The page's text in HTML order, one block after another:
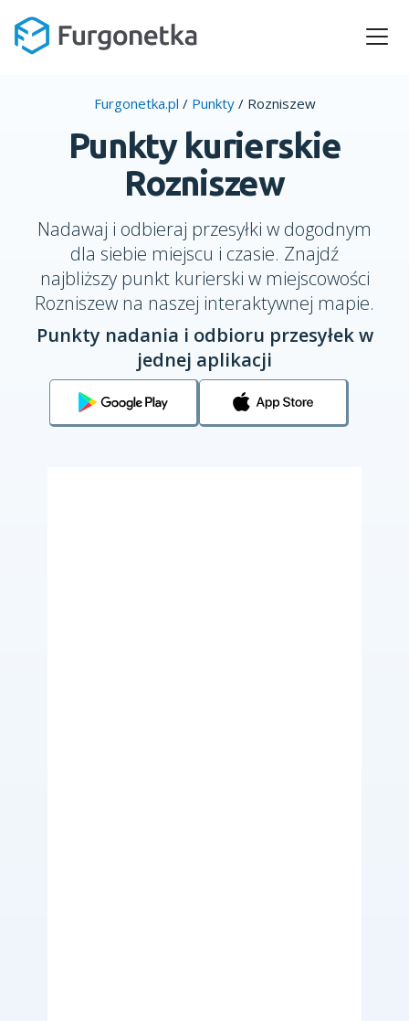
Furgonetka.pl / Punkty / Rozniszew
Punkty kurierskie
Rozniszew
Nadawaj i odbieraj przesyłki w dogodnym
dla siebie miejscu i czasie. Znajdź
najbliższy punkt kurierski w miejscowości
Rozniszew na naszej interaktywnej mapie.
Punkty nadania i odbioru przesyłek w
jednej aplikacji